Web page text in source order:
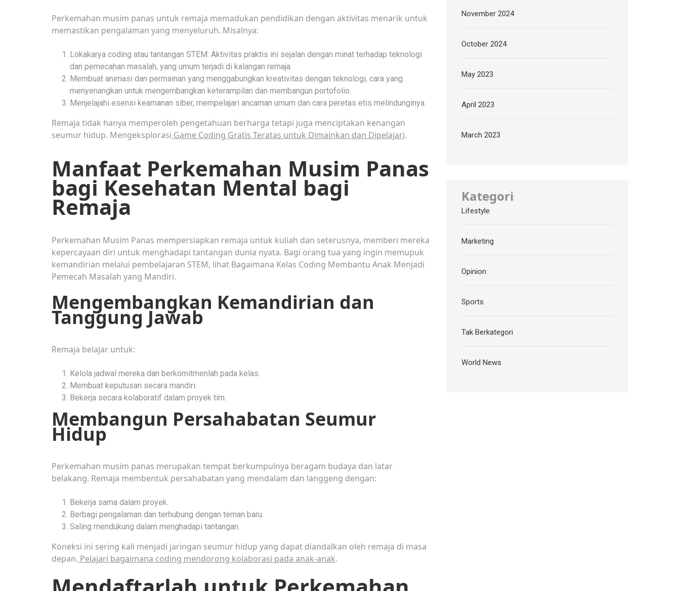
Perkemahan musim panas untuk remaja memadukan pendidikan dengan aktivitas menarik untuk
memastikan pengalaman yang menyeluruh. Misalnya:
Lokakarya coding atau tantangan STEM: Aktivitas praktis ini sejalan dengan minat terhadap teknologi
dan pemecahan masalah, yang umum terjadi di kalangan remaja.
Membuat animasi dan permainan yang menggabungkan kreativitas dengan teknologi, cara yang
menyenangkan untuk mengembangkan keterampilan dan membangun portofolio.
Menjelajahi esensi keamanan siber, mempelajari ancaman umum dan cara peretas etis melindunginya.
Remaja tidak hanya memperoleh pengetahuan berharga tetapi juga menciptakan kenangan
seumur hidup. Mengeksplorasi Game Coding Gratis Teratas untuk Dimainkan dan Dipelajari.
Manfaat Perkemahan Musim Panas
bagi Kesehatan Mental bagi
Remaja
Perkemahan Musim Panas mempersiapkan remaja untuk kuliah dan seterusnya, memberi mereka
kepercayaan diri untuk menghadapi tantangan dunia nyata. Bagi orang tua yang ingin memupuk
kemandirian melalui pembelajaran STEM, lihat Bagaimana Kelas Coding Membantu Anak Menjadi
Pemecah Masalah yang Mandiri.
Mengembangkan Kemandirian dan
Tanggung Jawab
Remaja belajar untuk:
Kelola jadwal mereka dan berkomitmenlah pada kelas.
Membuat keputusan secara mandiri.
Bekerja secara kolaboratif dalam proyek tim.
Membangun Persahabatan Seumur
Hidup
Perkemahan musim panas merupakan tempat berkumpulnya beragam budaya dan latar
belakang. Remaja membentuk persahabatan yang mendalam dan langgeng dengan:
Bekerja sama dalam proyek.
Berbagi pengalaman dan terhubung dengan teman baru.
Saling mendukung dalam menghadapi tantangan.
Koneksi ini sering kali menjadi jaringan seumur hidup yang dapat diandalkan oleh remaja di masa
depan. Pelajari bagaimana coding mendorong kolaborasi pada anak-anak.
November 2024
October 2024
May 2023
April 2023
March 2023
Kategori
Lifestyle
Marketing
Opinion
Sports
Tak Berkategori
World News